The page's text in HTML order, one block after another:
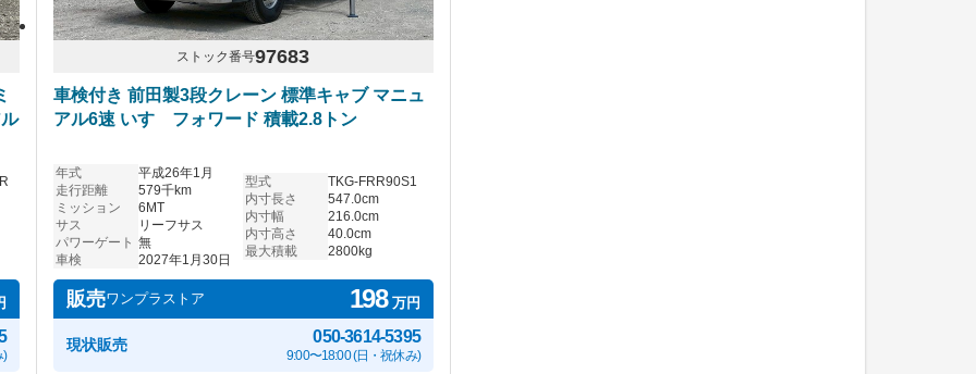
)
ストック番号97683
車検付き 前田製3段クレーン 標準キャブ マニュ
アル6速 いすゞフォワード 積載2.8トン
年式
平成26年1月
走行距離
579千km
ミッション
6MT
サス
リーフサス
パワーゲート 無
車検
2027年1月30日
型式
TKG-FRR90S1
内寸長さ
547.0cm
内寸幅
216.0cm
内寸高さ
40.0cm
最大積載
2800kg
販売ワンプラストア 198万円
現状販売 050-3614-5395
9:00〜18:00 (日・祝休み)